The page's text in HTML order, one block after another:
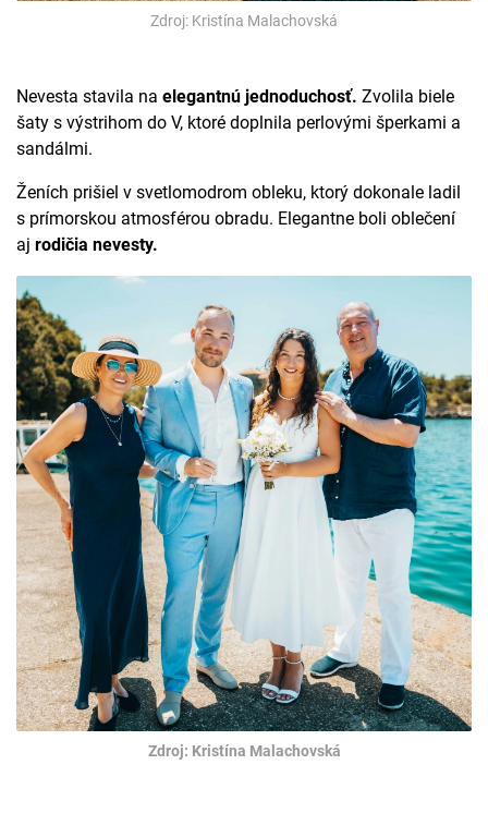
Zdroj: Kristína Malachovská
Nevesta stavila na elegantnú jednoduchosť. Zvolila biele
šaty s výstrihom do V, ktoré doplnila perlovými šperkami a
sandálmi.
Ženích prišiel v svetlomodrom obleku, ktorý dokonale ladil
s prímorskou atmosférou obradu. Elegantne boli oblečení
aj rodičia nevesty.
Zdroj: Kristína Malachovská